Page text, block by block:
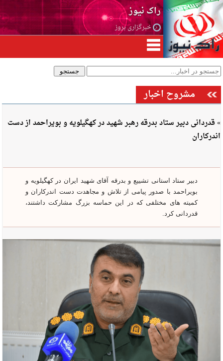
راک نیوز
خبرگزاری بروز
مشروح اخبار
» قدردانی دبیر ستاد بدرقه رهبر شهید در کهگیلویه و بویراحمد از دست
اندرکاران
دبیر ستاد استانی تشییع و بدرقه آقای شهید ایران در کهگیلویه و
بویراحمد با صدور پیامی از تلاش و مجاهدت دست اندرکاران و
کمیته های مختلفی که در این حماسه بزرگ مشارکت داشتند،
قدردانی کرد.